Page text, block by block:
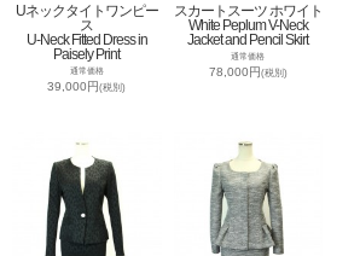
Uネックタイトワンピー
ス
U-Neck Fitted Dress in
Paisely Print
通常価格
39,000円(税別)
スカートスーツ ホワイト
White Peplum V-Neck
Jacket and Pencil Skirt
通常価格
78,000円(税別)